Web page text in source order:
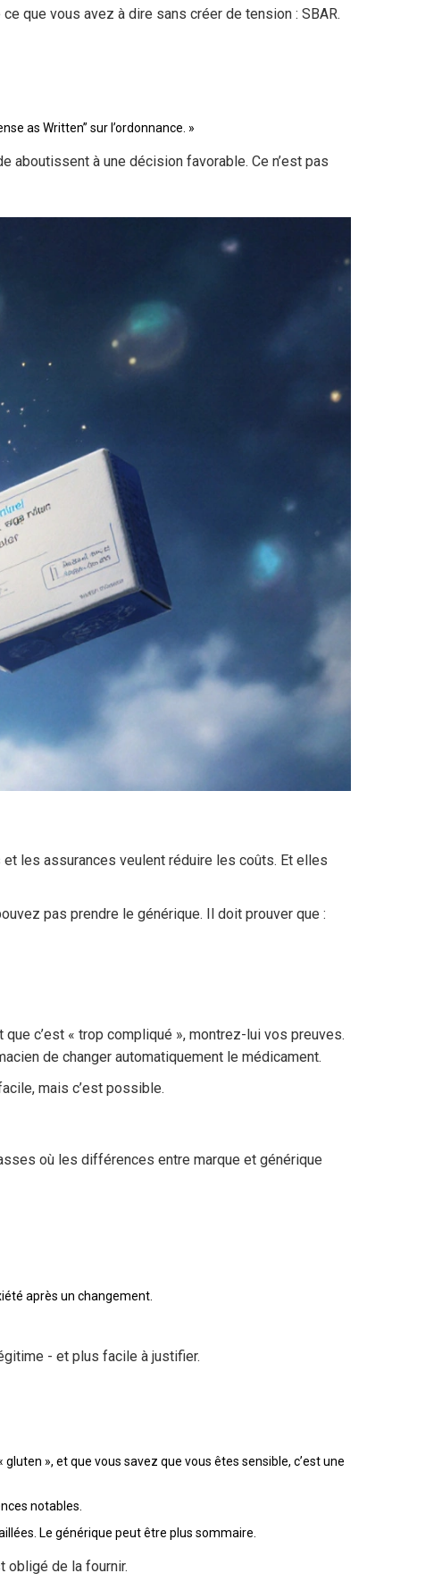
que vous avez à dire sans créer de tension : SBAR.
as Written” sur l’ordonnance. »
aboutissent à une décision favorable. Ce n’est pas
les assurances veulent réduire les coûts. Et elles
pas prendre le générique. Il doit prouver que :
c’est « trop compliqué », montrez-lui vos preuves.
de changer automatiquement le médicament.
mais c’est possible.
où les différences entre marque et générique
après un changement.
- et plus facile à justifier.
», et que vous savez que vous êtes sensible, c’est une
notables.
Le générique peut être plus sommaire.
obligé de la fournir.